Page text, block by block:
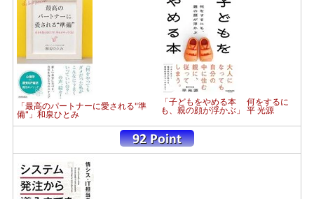
「最高のパートナーに愛される"準
備"」和泉ひとみ
「子どもをやめる本 何をするに
も、親の顔が浮かぶ」 平 光源